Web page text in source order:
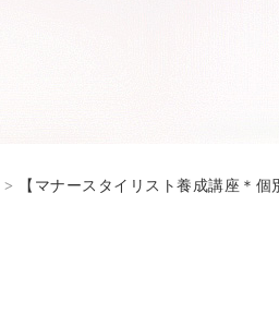
【マナースタイリスト養成講座＊